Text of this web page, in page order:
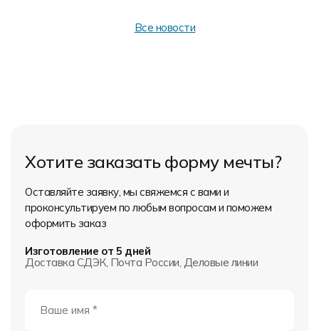
Все новости
Хотите заказать форму мечты?
Оставляйте заявку, мы свяжемся с вами и
проконсультируем по любым вопросам и поможем
оформить заказ
Изготовление от 5 дней
Доставка СДЭК, Почта России, Деловые линии